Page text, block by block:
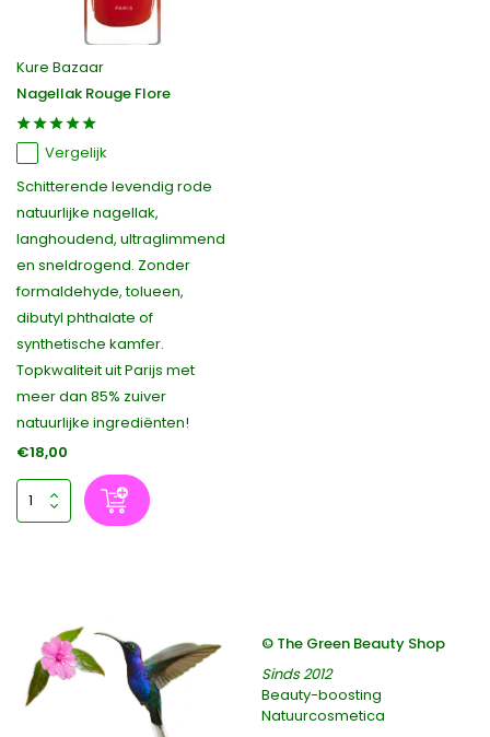
Kure Bazaar
Nagellak Rouge Flore
Vergelijk
Schitterende levendig rode
natuurlijke nagellak,
langhoudend, ultraglimmend
en sneldrogend. Zonder
formaldehyde, tolueen,
dibutyl phthalate of
synthetische kamfer.
Topkwaliteit uit Parijs met
meer dan 85% zuiver
natuurlijke ingrediënten!
€18,00
© The Green Beauty Shop
Sinds 2012
Beauty-boosting
Natuurcosmetica